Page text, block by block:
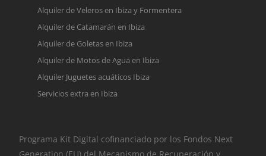
Alquiler de Veleros en Ibiza y Formentera
Alquiler de Catamarán en Ibiza
Alquiler de Goletas en Ibiza
Alquiler de Motos de Agua en Ibiza
Alquiler Juguetes acuáticos Ibiza
Servicios extra en Ibiza
Programa Kit Digital cofinanciado por los Fondos Next